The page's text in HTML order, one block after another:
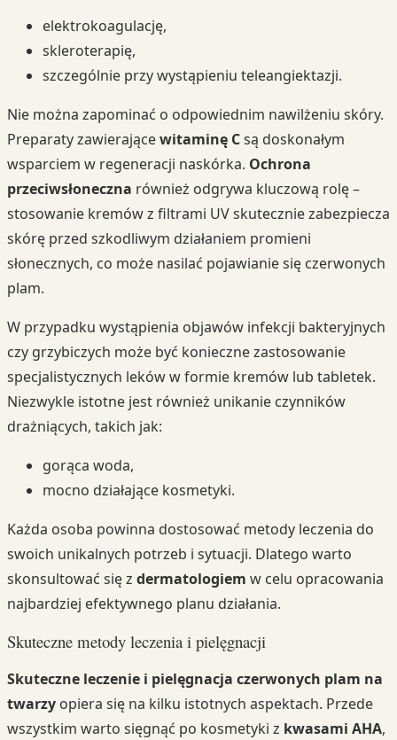
elektrokoagulację,
skleroterapię,
szczególnie przy wystąpieniu teleangiektazji.
Nie można zapominać o odpowiednim nawilżeniu skóry.
Preparaty zawierającewitaminę Csą doskonałym
wsparciem w regeneracji naskórka. Ochrona
przeciwsłoneczna również odgrywa kluczową rolę –
stosowanie kremów z filtrami UV skutecznie zabezpiecza
skórę przed szkodliwym działaniem promieni
słonecznych, co może nasilać pojawianie się czerwonych
plam.
W przypadku wystąpienia objawów infekcji bakteryjnych
czy grzybiczych może być konieczne zastosowanie
specjalistycznych leków w formie kremów lub tabletek.
Niezwykle istotne jest również unikanie czynników
drażniących, takich jak:
gorąca woda,
mocno działające kosmetyki.
Każda osoba powinna dostosować metody leczenia do
swoich unikalnych potrzeb i sytuacji. Dlatego warto
skonsultować się z dermatologiem w celu opracowania
najbardziej efektywnego planu działania.
Skuteczne metody leczenia i pielęgnacji
Skuteczne leczenie i pielęgnacja czerwonych plam na
twarzy opiera się na kilku istotnych aspektach. Przede
wszystkim warto sięgnąć po kosmetyki z kwasami AHA,